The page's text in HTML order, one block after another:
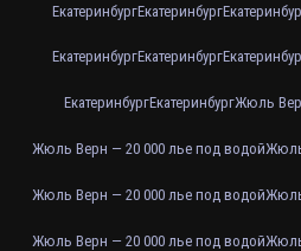
ЕкатеринбургЕкатеринбург
ЕкатеринбургЕкатеринбург
ЕкатеринбургЕкатеринбургЖюль
Жюль Верн — 20 000 лье под водой
Жюль Верн — 20 000 лье под водой
Жюль Верн — 20 000 лье под водой